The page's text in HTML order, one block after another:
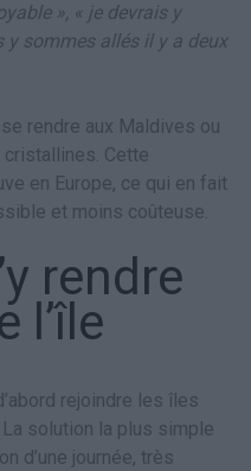
», « je devrais y
y sommes allés il y a deux
rendre aux Maldives ou
cristallines. Cette
en Europe, ce qui en fait
et moins coûteuse.
rendre
l’île
rejoindre les îles
solution la plus simple
d’une journée, très